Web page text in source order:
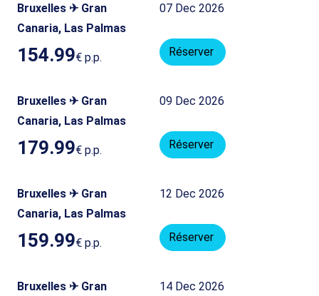
Bruxelles ✈ Gran
Canaria, Las Palmas
07 Dec 2026
154.99€ p.p. Réserver
Bruxelles ✈ Gran
Canaria, Las Palmas
09 Dec 2026
179.99€ p.p. Réserver
Bruxelles ✈ Gran
Canaria, Las Palmas
12 Dec 2026
159.99€ p.p. Réserver
Bruxelles ✈ Gran 14 Dec 2026